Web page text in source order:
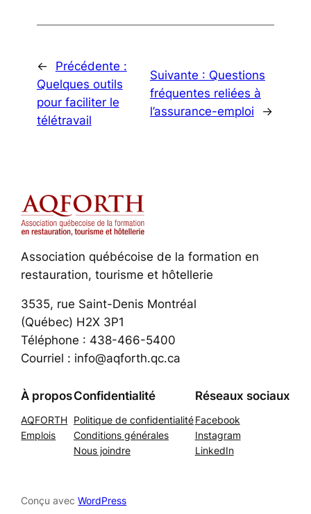
←
Précédente :
Quelques outils
pour faciliter le
télétravail
Suivante : Questions
fréquentes reliées à
l’assurance-emploi
→
Association québécoise de la formation en
restauration, tourisme et hôtellerie
3535, rue Saint-Denis Montréal
(Québec) H2X 3P1
Téléphone : 438-466-5400
Courriel : info@aqforth.qc.ca
À propos
AQFORTH
Emplois
Confidentialité
Politique de confidentialité
Conditions générales
Nous joindre
Réseaux sociaux
Facebook
Instagram
LinkedIn
Conçu avecWordPress